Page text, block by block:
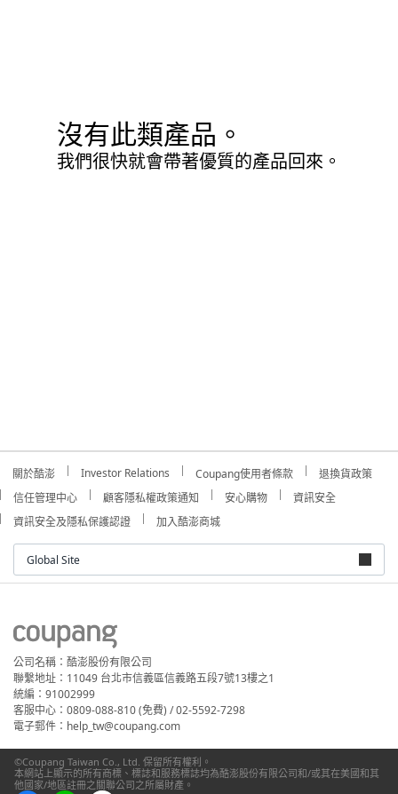
沒有此類產品。
我們很快就會帶著優質的產品回來。
關於酷澎 Investor Relations Coupang使用者條款
退換貨政策
信任管理中心
顧客隱私權政策通知 安心購物
資訊安全
資訊安全及隱私保護認證
加入酷澎商城
Global Site
公司名稱：酷澎股份有限公司
聯繫地址：11049 台北市信義區信義路五段7號13樓之1
統編：91002999
客服中心：0809-088-810 (免費) / 02-5592-7298
電子郵件：help_tw@coupang.com
©Coupang Taiwan Co., Ltd. 保留所有權利。
本網站上顯示的所有商標、標誌和服務標誌均為酷澎股份有限公司和/或其在美國和其
他國家/地區註冊之關聯公司之所屬財產。